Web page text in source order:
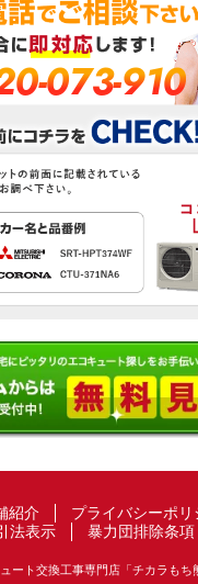
073-910
紹介
プライバシーポリ
法表示
暴力団排除条項
ート交換工事専門店「チカラもち